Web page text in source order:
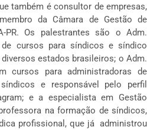
também é consultor de empresas,
da Câmara de Gestão de
PR. Os palestrantes são o Adm.
cursos para síndicos e síndico
estados brasileiros; o Adm.
cursos para administradoras de
e responsável pelo perfil
e a especialista em Gestão
na formação de síndicos,
profissional, que já administrou